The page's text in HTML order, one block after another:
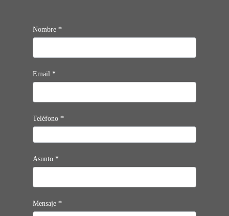
Contacto
Nombre *
Email *
Teléfono *
Asunto *
Mensaje *